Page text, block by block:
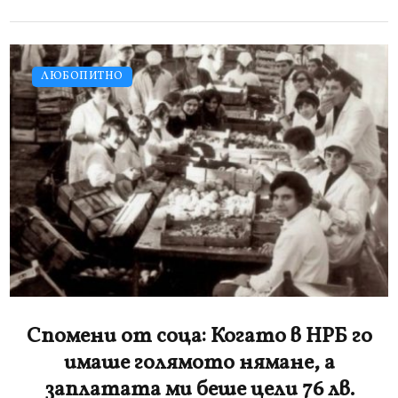
ЛЮБОПИТНО
Спомени от соца: Когато в НРБ го
имаше голямото нямане, а
заплатата ми беше цели 76 лв.